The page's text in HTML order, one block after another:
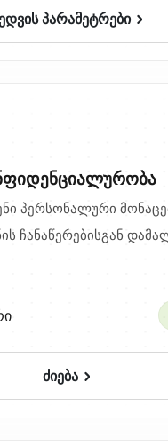
პარამეტრები
პერსონალური
ჩანაწერებისგან
ძიება